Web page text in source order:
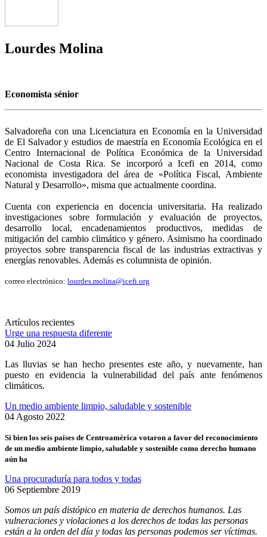
Lourdes Molina
Economista sénior
Salvadoreña con una Licenciatura en Economía en la Universidad
de El Salvador y estudios de maestría en Economía Ecológica en el
Centro Internacional de Política Económica de la Universidad
Nacional de Costa Rica. Se incorporó a Icefi en 2014, como
economista investigadora del área de «Política Fiscal, Ambiente
Natural y Desarrollo», misma que actualmente coordina.
Cuenta con experiencia en docencia universitaria. Ha realizado
investigaciones sobre formulación y evaluación de proyectos,
desarrollo local, encadenamientos productivos, medidas de
mitigación del cambio climático y género. Asimismo ha coordinado
proyectos sobre transparencia fiscal de las industrias extractivas y
energías renovables. Además es columnista de opinión.
correo electrónico: lourdes.molina@icefi.org
Artículos recientes
Urge una respuesta diferente
04 Julio 2024
Las lluvias se han hecho presentes este año, y nuevamente, han
puesto en evidencia la vulnerabilidad del país ante fenómenos
climáticos.
Un medio ambiente limpio, saludable y sostenible
04 Agosto 2022
Si bien los seis países de Centroamérica votaron a favor del reconocimiento
de un medio ambiente limpio, saludable y sostenible como derecho humano
aún ha
Una procuraduría para todos y todas
06 Septiembre 2019
Somos un país distópico en materia de derechos humanos. Las
vulneraciones y violaciones a los derechos de todas las personas
están a la orden del día y todas las personas podemos ser víctimas.